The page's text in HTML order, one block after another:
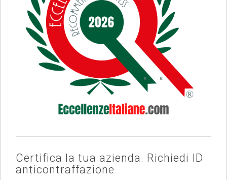
Certifica la tua azienda. Richiedi ID
anticontraffazione